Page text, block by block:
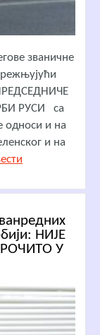
званичне
РУСИ са
односи и на
и на
НИЈЕ
У